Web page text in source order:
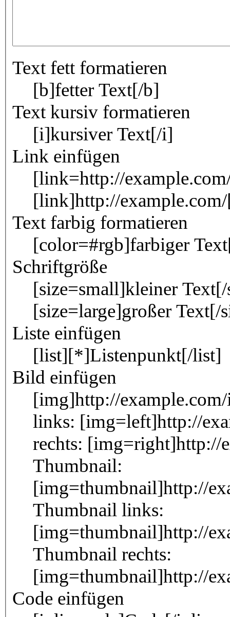
Text fett formatieren
[b]fetter Text[/b]
Text kursiv formatieren
[i]kursiver Text[/i]
Link einfügen
[link=http://
[link]http://
Text farbig formatieren
[color=#rgb]farbiger
Schriftgröße
[size=small]kleiner
[size=large]großer Text[/
Liste einfügen
[list][*]Listenpunkt[/list]
Bild einfügen
[img]http://
links: [img=left]http://
rechts: [img=right]http://
Thumbnail:
[img=thumbnail]http://
Thumbnail links:
[img=thumbnail]http://
Thumbnail rechts:
[img=thumbnail]http://
Code einfügen